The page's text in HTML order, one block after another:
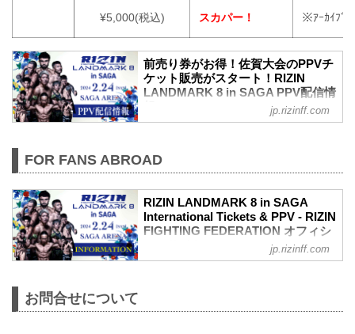
¥5,000(税込) スカパー！ ※ｱｰｶｲﾌﾞ
前売り券がお得！佐賀大会のPPVチ
ケット販売がスタート！RIZIN
LANDMARK 8 in SAGA PPV配信情
FEDERATION オフィシャルサイト
LANDMARK 8 in SAGAのPPV配信チケッ
トが、本日2月2日（金）12時より
ABEMA、U-NEXT、RIZIN 100 CLUB、
RIZIN LIVEにて販売スタート！
会場に来れない方はお好きな配信サービ
スで、RIZIN LANDMARK 8 in SAGAを全
試合リアルタイムで視聴しよう！
PPV販売スケジュール一覧
jp.rizinff.com
FOR FANS ABROAD
RIZIN LANDMARK 8 in SAGA
International Tickets & PPV - RIZIN
FIGHTING FEDERATION オフィシ
youtu.be
jp.rizinff.com
お問合せについて